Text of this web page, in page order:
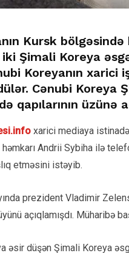
Kursk
Şimali Koreya
Koreyanın xarici
Cənubi Koreya
qapılarının üzünə
xarici mediaya
həmkarı Andrii Sybiha ilə
etməsini istəyib.
prezident Vladimir
açıqlamışdı. Müharibə
əsir düşən Şimali Koreya